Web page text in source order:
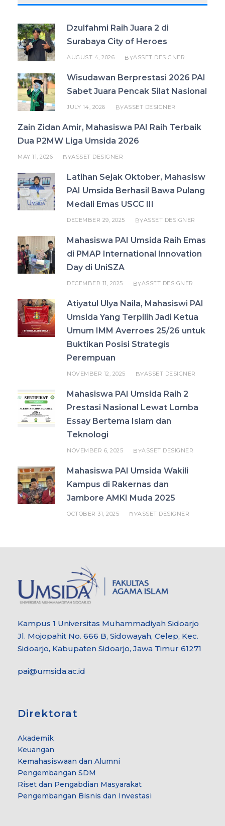
Dzulfahmi Raih Juara 2 di
Surabaya City of Heroes
AUGUST 4, 2026 BYASSET DESIGNER
Wisudawan Berprestasi 2026 PAI
Sabet Juara Pencak Silat Nasional
JULY 14, 2026 BYASSET DESIGNER
Zain Zidan Amir, Mahasiswa PAI Raih Terbaik
Dua P2MW Liga Umsida 2026
MAY 11, 2026 BYASSET DESIGNER
Latihan Sejak Oktober, Mahasisw
PAI Umsida Berhasil Bawa Pulang
Medali Emas USCC III
DECEMBER 29, 2025 BYASSET DESIGNER
Mahasiswa PAI Umsida Raih Emas
di PMAP International Innovation
Day di UniSZA
DECEMBER 11, 2025 BYASSET DESIGNER
Atiyatul Ulya Naila, Mahasiswi PAI
Umsida Yang Terpilih Jadi Ketua
Umum IMM Averroes 25/26 untuk
Buktikan Posisi Strategis
Perempuan
NOVEMBER 12, 2025 BYASSET DESIGNER
Mahasiswa PAI Umsida Raih 2
Prestasi Nasional Lewat Lomba
Essay Bertema Islam dan
Teknologi
NOVEMBER 6, 2025 BYASSET DESIGNER
Mahasiswa PAI Umsida Wakili
Kampus di Rakernas dan
Jambore AMKI Muda 2025
OCTOBER 31, 2025 BYASSET DESIGNER
Kampus 1 Universitas Muhammadiyah Sidoarjo
Jl. Mojopahit No. 666 B, Sidowayah, Celep, Kec.
Sidoarjo, Kabupaten Sidoarjo, Jawa Timur 61271
pai@umsida.ac.id
Direktorat
Akademik
Keuangan
Kemahasiswaan dan Alumni
Pengembangan SDM
Riset dan Pengabdian Masyarakat
Pengembangan Bisnis dan Investasi